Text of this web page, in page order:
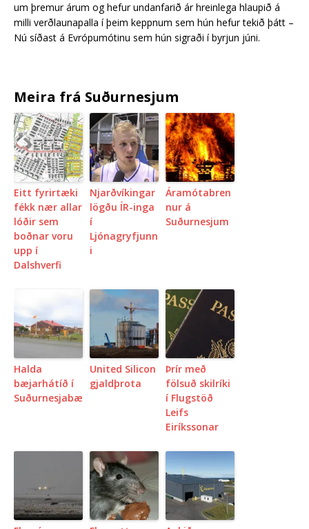
um þremur árum og hefur undanfarið ár hreinlega hlaupið á
milli verðlaunapalla í þeim keppnum sem hún hefur tekið þátt –
Nú síðast á Evrópumótinu sem hún sigraði í byrjun júni.
Meira frá Suðurnesjum
Eitt fyrirtæki
fékk nær allar
lóðir sem
boðnar voru
upp í
Dalshverfi
Njarðvíkingar
lögðu ÍR-inga
í
Ljónagryfjunn
i
Áramótabren
nur á
Suðurnesjum
Halda
bæjarhátíð í
Suðurnesjabæ
United Silicon
gjaldþrota
Þrír með
fölsuð skilríki
í Flugstöð
Leifs
Eiríkssonar